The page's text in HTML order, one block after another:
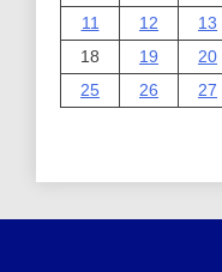
11
12 13
18
19 20
25
26 27